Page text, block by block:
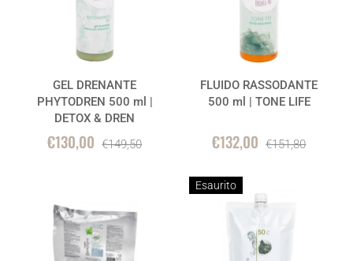
GEL DRENANTE
PHYTODREN 500 ml |
DETOX & DREN
€130,00 €149,50
FLUIDO RASSODANTE
500 ml | TONE LIFE
€132,00 €151,80
Esaurito